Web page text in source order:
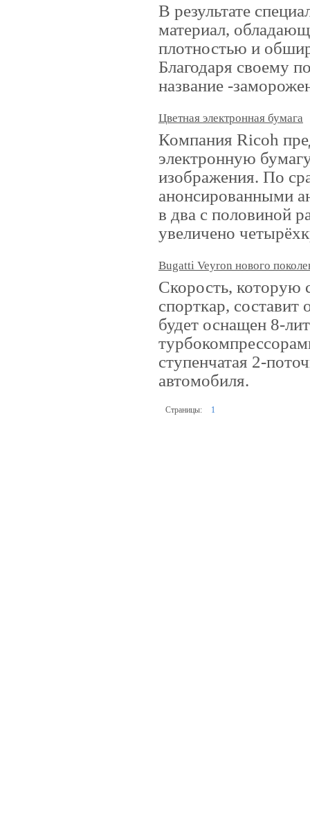
В результате
материал,
плотностью и
Благодаря своему
название -
Цветная электронная бумага
Компания Ricoh
электронную
изображения. По
анонсированными
в два с половиной
увеличено
Bugatti Veyron нового
Скорость, которую
спорткар,
будет оснащен 8-
ступенчатая 2-
автомобиля.
Страницы: 1